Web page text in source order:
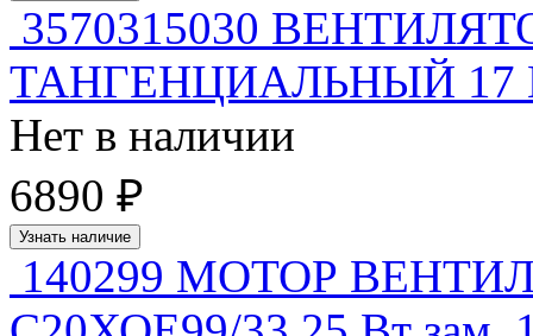
3570315030
ТАНГЕНЦИАЛЬНЫЙ 17
Нет в наличии
6890 ₽
Узнать наличие
140299 МОТОР